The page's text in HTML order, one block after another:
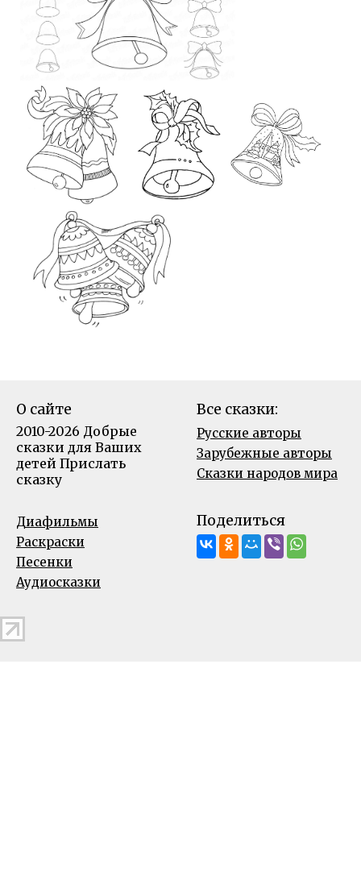
О сайте
2010-2026 Добрые
сказки для Ваших
детей Прислать
сказку
Все сказки:
Русские авторы
Зарубежные авторы
Сказки народов мира
Диафильмы
Раскраски
Песенки
Аудиосказки
Поделиться